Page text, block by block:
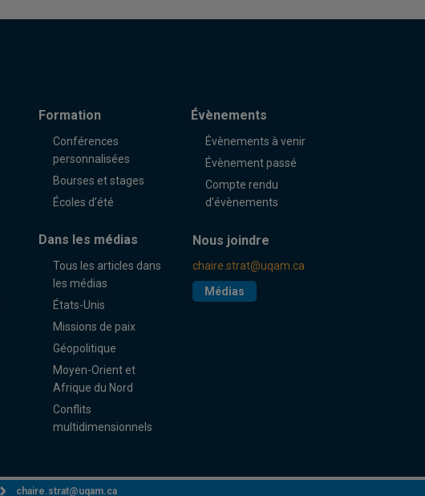
Formation
Conférences
personnalisées
Bourses et stages
Écoles d’été
Évènements
Évènements à venir
Évènement passé
Compte rendu
d’évènements
Dans les médias
Tous les articles dans
les médias
États-Unis
Missions de paix
Géopolitique
Moyen-Orient et
Afrique du Nord
Conflits
multidimensionnels
Nous joindre
chaire.strat@uqam.ca
Médias
chaire.strat@uqam.ca